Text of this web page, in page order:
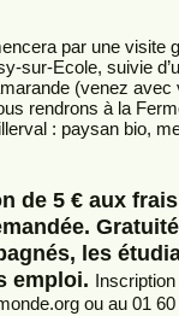
par une visite
sur-Ecole, suivie
(venez avec
rendrons à la
: paysan bio,
de 5 € aux
les
emploi.
ou au 01